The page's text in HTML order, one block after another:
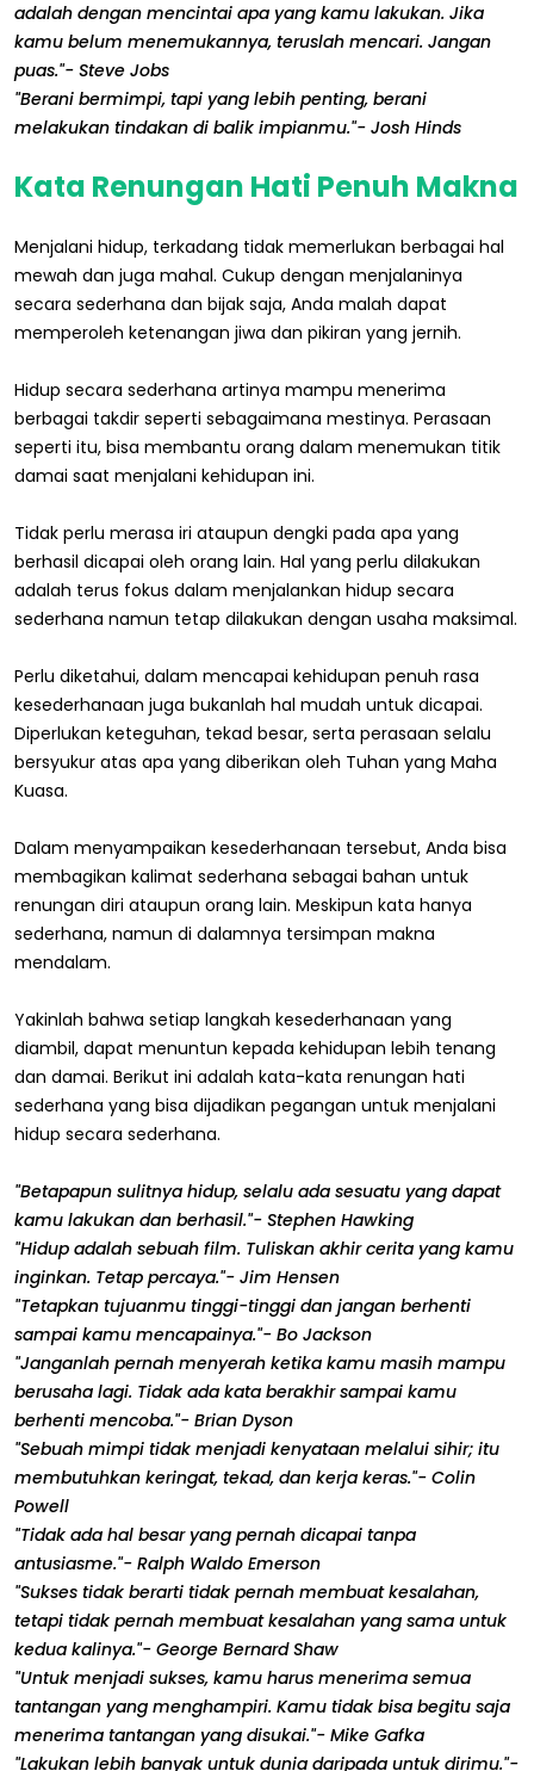
adalah dengan mencintai apa yang kamu lakukan. Jika
kamu belum menemukannya, teruslah mencari. Jangan
puas."- Steve Jobs
"Berani bermimpi, tapi yang lebih penting, berani
melakukan tindakan di balik impianmu."- Josh Hinds
Kata Renungan Hati Penuh Makna
Menjalani hidup, terkadang tidak memerlukan berbagai hal
mewah dan juga mahal. Cukup dengan menjalaninya
secara sederhana dan bijak saja, Anda malah dapat
memperoleh ketenangan jiwa dan pikiran yang jernih.
Hidup secara sederhana artinya mampu menerima
berbagai takdir seperti sebagaimana mestinya. Perasaan
seperti itu, bisa membantu orang dalam menemukan titik
damai saat menjalani kehidupan ini.
Tidak perlu merasa iri ataupun dengki pada apa yang
berhasil dicapai oleh orang lain. Hal yang perlu dilakukan
adalah terus fokus dalam menjalankan hidup secara
sederhana namun tetap dilakukan dengan usaha maksimal.
Perlu diketahui, dalam mencapai kehidupan penuh rasa
kesederhanaan juga bukanlah hal mudah untuk dicapai.
Diperlukan keteguhan, tekad besar, serta perasaan selalu
bersyukur atas apa yang diberikan oleh Tuhan yang Maha
Kuasa.
Dalam menyampaikan kesederhanaan tersebut, Anda bisa
membagikan kalimat sederhana sebagai bahan untuk
renungan diri ataupun orang lain. Meskipun kata hanya
sederhana, namun di dalamnya tersimpan makna
mendalam.
Yakinlah bahwa setiap langkah kesederhanaan yang
diambil, dapat menuntun kepada kehidupan lebih tenang
dan damai. Berikut ini adalah kata-kata renungan hati
sederhana yang bisa dijadikan pegangan untuk menjalani
hidup secara sederhana.
"Betapapun sulitnya hidup, selalu ada sesuatu yang dapat
kamu lakukan dan berhasil."- Stephen Hawking
"Hidup adalah sebuah film. Tuliskan akhir cerita yang kamu
inginkan. Tetap percaya."- Jim Hensen
"Tetapkan tujuanmu tinggi-tinggi dan jangan berhenti
sampai kamu mencapainya."- Bo Jackson
"Janganlah pernah menyerah ketika kamu masih mampu
berusaha lagi. Tidak ada kata berakhir sampai kamu
berhenti mencoba."- Brian Dyson
"Sebuah mimpi tidak menjadi kenyataan melalui sihir; itu
membutuhkan keringat, tekad, dan kerja keras."- Colin
Powell
"Tidak ada hal besar yang pernah dicapai tanpa
antusiasme."- Ralph Waldo Emerson
"Sukses tidak berarti tidak pernah membuat kesalahan,
tetapi tidak pernah membuat kesalahan yang sama untuk
kedua kalinya."- George Bernard Shaw
"Untuk menjadi sukses, kamu harus menerima semua
tantangan yang menghampiri. Kamu tidak bisa begitu saja
menerima tantangan yang disukai."- Mike Gafka
"Lakukan lebih banyak untuk dunia daripada untuk dirimu."-